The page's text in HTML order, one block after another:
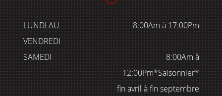
LUNDI AU
VENDREDI
8:00Am à 17:00Pm
SAMEDI
8:00Am à
12:00Pm*Saisonnier*
fin avril à fin septembre